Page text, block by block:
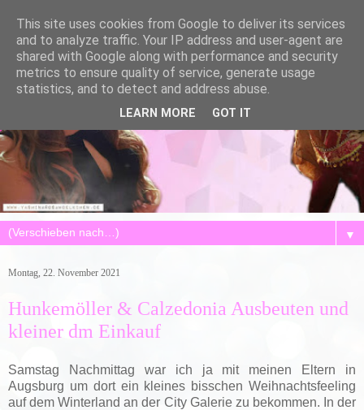
▼
Montag, 22. November 2021
Hunkemöller & Calzedonia Ausbeuten und
kleiner dm Einkauf
Samstag Nachmittag war ich ja mit meinen Eltern in
Augsburg um dort ein kleines bisschen Weihnachtsfeeling
auf dem Winterland an der City Galerie zu bekommen. In der
This site uses cookies from Google to deliver its services
and to analyze traffic. Your IP address and user-agent are
shared with Google along with performance and security
metrics to ensure quality of service, generate usage
statistics, and to detect and address abuse.
LEARN MORE GOT IT